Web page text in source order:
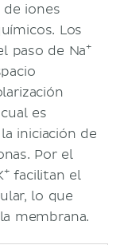
iones
Los
paso de Na+
es
iniciación de
Por el
+facilitan el
lo que
membrana.